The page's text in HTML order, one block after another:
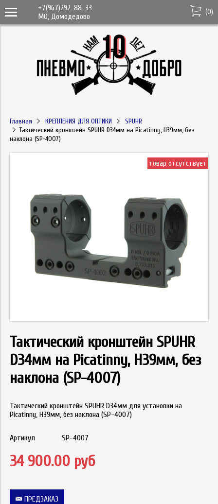
+7(967)292-88-33
МО, Домодедово
(0)
Главная КРЕПЛЕНИЯ ДЛЯ ОПТИКИ
SPUHR
Тактический кронштейн SPUHR D34мм на Picatinny, H39мм, без
наклона (SP-4007)
товар отсутствует
Тактический кронштейн SPUHR
D34мм на Picatinny, H39мм, без
наклона (SP-4007)
Тактический кронштейн SPUHR D34мм для установки на
Picatinny, H39мм, без наклона (SP-4007)
Артикул SP-4007
34 900.00 руб
ПРЕДЗАКАЗ